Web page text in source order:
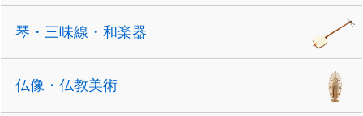
琴・三味線・和楽器
仏像・仏教美術